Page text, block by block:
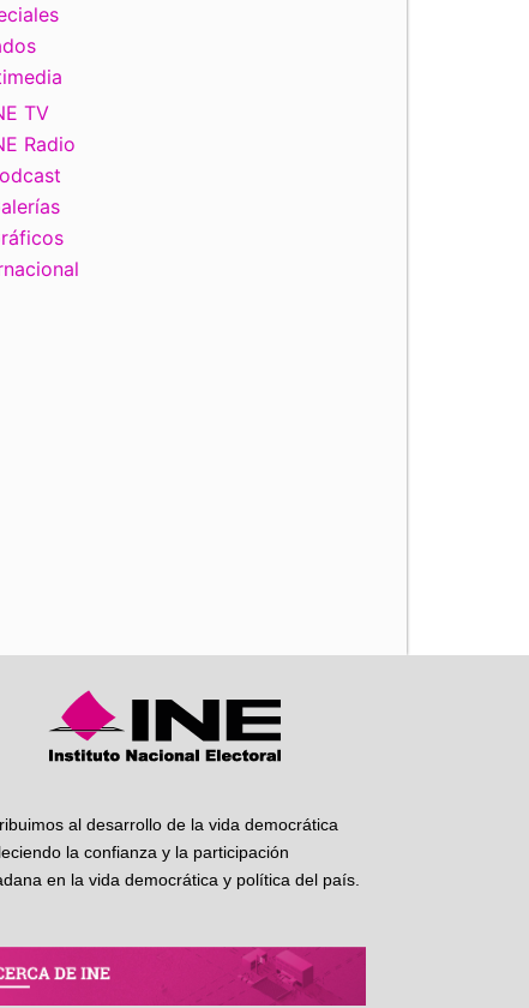
TV
Radio
al desarrollo de la vida democrática
la confianza y la participación
en la vida democrática y política del país.